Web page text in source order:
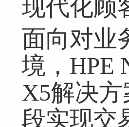
现代化顾
面向对业
境，HPE
X5解决
段实现交